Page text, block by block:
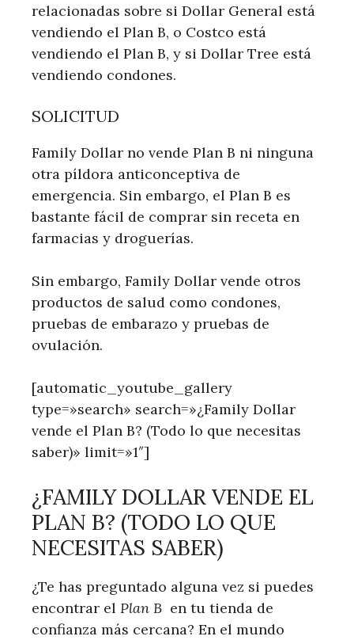
relacionadas sobre si Dollar General está
vendiendo el Plan B, o Costco está
vendiendo el Plan B, y si Dollar Tree está
vendiendo condones.
SOLICITUD
Family Dollar no vende Plan B ni ninguna
otra píldora anticonceptiva de
emergencia. Sin embargo, el Plan B es
bastante fácil de comprar sin receta en
farmacias y droguerías.
Sin embargo, Family Dollar vende otros
productos de salud como condones,
pruebas de embarazo y pruebas de
ovulación.
[automatic_youtube_gallery
type=»search» search=»¿Family Dollar
vende el Plan B? (Todo lo que necesitas
saber)» limit=»1″]
¿FAMILY DOLLAR VENDE EL
PLAN B? (TODO ‍LO QUE
NECESITAS SABER)
¿Te has preguntado alguna‍ vez si puedes
encontrar el‌ Plan B ⁣ en tu tienda de
confianza más cercana? En el ⁢mundo